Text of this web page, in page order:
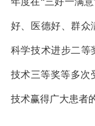
好、医德好、群众
科学技术进步二等
技术三等奖等多次
技术赢得广大患者